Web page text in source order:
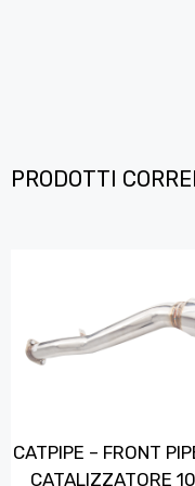
PRODOTTI
CATPIPE – FRONT
CATALIZZATORE